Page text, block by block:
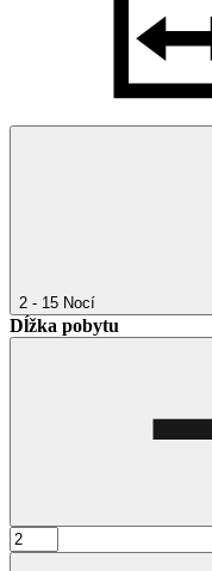
2 - 15 Nocí
Dĺžka pobytu